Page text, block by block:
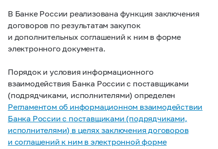
В Банке России реализована функция заключения
договоров по результатам закупок
и дополнительных соглашений к ним в форме
электронного документа.
Порядок и условия информационного
взаимодействия Банка России с поставщиками
(подрядчиками, исполнителями) определен
Регламентом об информационном взаимодействии
Банка России с поставщиками (подрядчиками,
исполнителями) в целях заключения договоров
и соглашений к ним в электронной форме